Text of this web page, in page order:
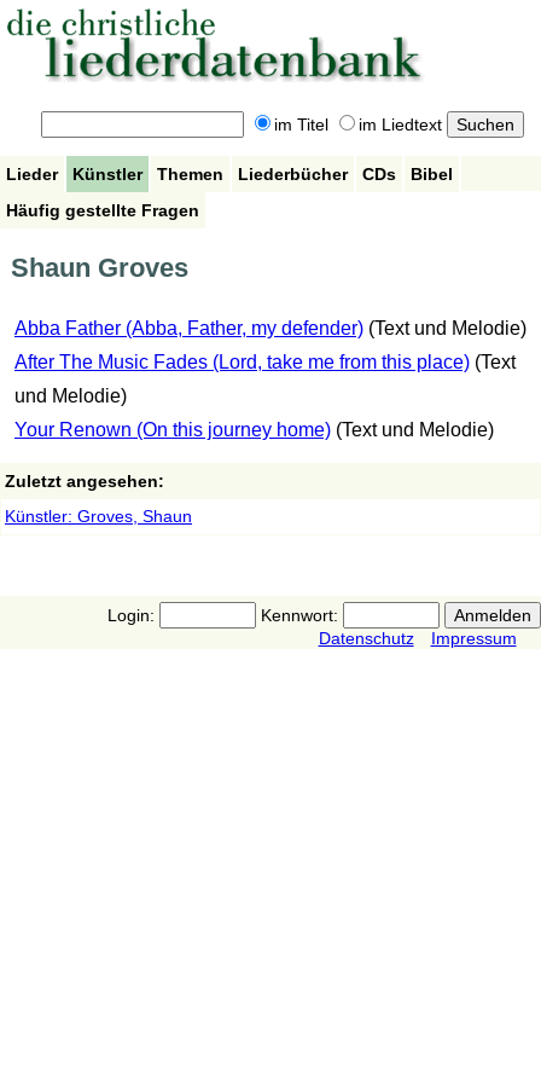
im Titel im Liedtext
Lieder Künstler Themen Liederbücher CDs
Bibel
Häufig gestellte Fragen
Shaun Groves
Abba Father (Abba, Father, my defender) (Text und Melodie)
After The Music Fades (Lord, take me from this place) (Text
und Melodie)
Your Renown (On this journey home) (Text und Melodie)
Zuletzt angesehen:
Künstler: Groves, Shaun
Login:
Kennwort:
Datenschutz
Impressum